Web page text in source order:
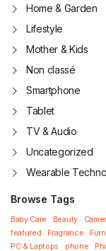
Home & Garden
Lifestyle
Mother & Kids
Non classé
Smartphone
Tablet
TV & Audio
Uncategorized
Wearable
Browse Tags
Baby Care Beauty
featured
Fragrance
PC & Laptops
phone